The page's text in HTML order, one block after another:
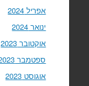
אפריל 2024
ינואר 2024
אוקטובר 2023
ספטמבר 2023
אוגוסט 2023